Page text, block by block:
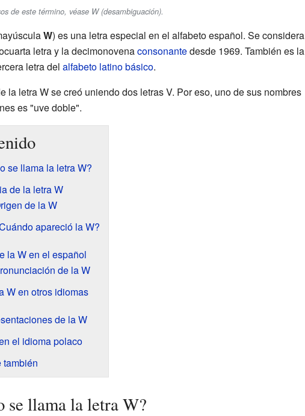
de este término, véase W (desambiguación).
W) es una letra especial en el alfabeto español. Se considera
letra y la decimonovenaconsonantedesde 1969. También es la
letra del alfabeto latino básico.
la letra W se creó uniendo dos letras V. Por eso, uno de sus nombres
es "uve doble".
se llama la letra W?
de la letra W
de la W
apareció la W?
la W en el español
de la W
W en otros idiomas
de la W
el idioma polaco
también
se llama la letra W?